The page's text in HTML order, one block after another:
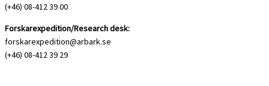
(+46) 08-412 39 00
Forskarexpedition/Research desk:
forskarexpedition@arbark.se
(+46) 08-412 39 29